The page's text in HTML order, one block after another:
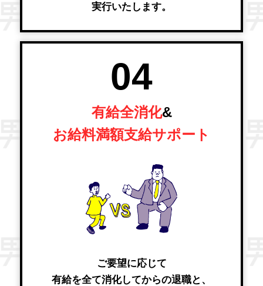
実行いたします。
04
有給全消化&
お給料満額支給サポート
ご要望に応じて
有給を全て消化してからの退職と、